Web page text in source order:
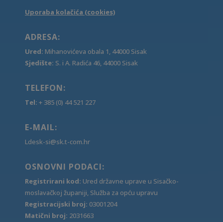
Uporaba kolačića (cookies)
ADRESA:
Ured: Mihanovićeva obala 1, 44000 Sisak
Sjedište: S. i A. Radića 46, 44000 Sisak
TELEFON:
Tel: + 385 (0) 44 521 227
E-MAIL:
Ldesk-si@sk.t-com.hr
OSNOVNI PODACI:
Registrirani kod: Ured državne uprave u Sisačko-
moslavačkoj županiji, Služba za opću upravu
Registracijski broj: 03001204
Matični broj: 2031663